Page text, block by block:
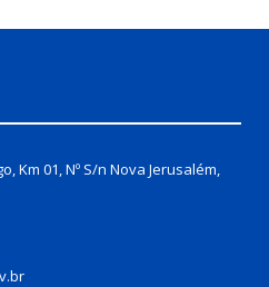
Km 01, Nº S/n Nova Jerusalém,